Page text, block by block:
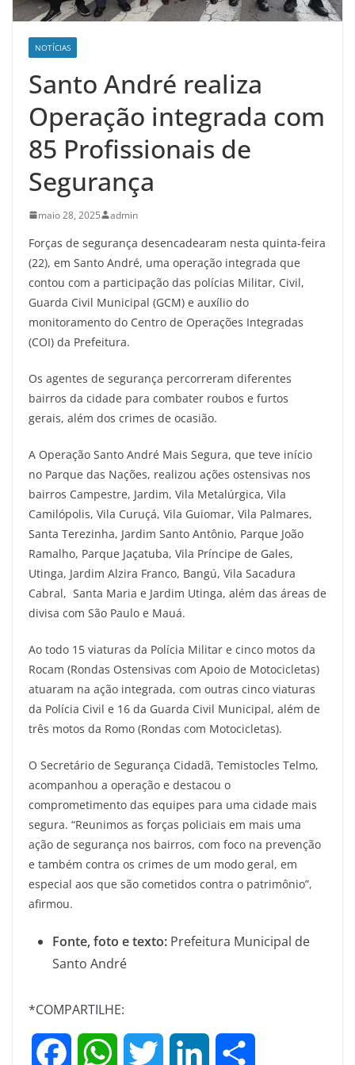
NOTÍCIAS
Santo André realiza
Operação integrada com
85 Profissionais de
Segurança
maio 28, 2025 admin
Forças de segurança desencadearam nesta quinta-feira
(22), em Santo André, uma operação integrada que
contou com a participação das polícias Militar, Civil,
Guarda Civil Municipal (GCM) e auxílio do
monitoramento do Centro de Operações Integradas
(COI) da Prefeitura.
Os agentes de segurança percorreram diferentes
bairros da cidade para combater roubos e furtos
gerais, além dos crimes de ocasião.
A Operação Santo André Mais Segura, que teve início
no Parque das Nações, realizou ações ostensivas nos
bairros Campestre, Jardim, Vila Metalúrgica, Vila
Camilópolis, Vila Curuçá, Vila Guiomar, Vila Palmares,
Santa Terezinha, Jardim Santo Antônio, Parque João
Ramalho, Parque Jaçatuba, Vila Príncipe de Gales,
Utinga, Jardim Alzira Franco, Bangú, Vila Sacadura
Cabral, Santa Maria e Jardim Utinga, além das áreas de
divisa com São Paulo e Mauá.
Ao todo 15 viaturas da Polícia Militar e cinco motos da
Rocam (Rondas Ostensivas com Apoio de Motocicletas)
atuaram na ação integrada, com outras cinco viaturas
da Polícia Civil e 16 da Guarda Civil Municipal, além de
três motos da Romo (Rondas com Motocicletas).
O Secretário de Segurança Cidadã, Temistocles Telmo,
acompanhou a operação e destacou o
comprometimento das equipes para uma cidade mais
segura. “Reunimos as forças policiais em mais uma
ação de segurança nos bairros, com foco na prevenção
e também contra os crimes de um modo geral, em
especial aos que são cometidos contra o patrimônio”,
afirmou.
Fonte, foto e texto: Prefeitura Municipal de
Santo André
*COMPARTILHE: